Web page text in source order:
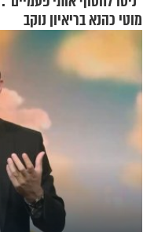
מוטי כהנא בריאיון נוקב